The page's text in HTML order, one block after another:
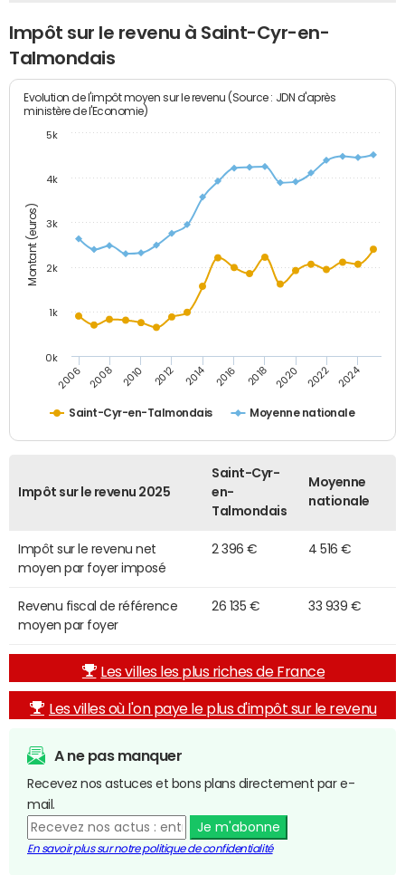
Impôt sur le revenu à Saint-Cyr-en-
Talmondais
Montant (euros)
Evolution de l'impôt moyen sur le revenu (Source : JDN d'après
ministère de l'Economie)
Saint-Cyr-en-Talmondais Moyenne nationale
2006 2008 2010 2012 2014 2016 2018 2020 2022 2024
0k
1k
2k
3k
4k
5k
Impôt sur le revenu 2025
Saint-Cyr-
en-
Talmondais
Moyenne
nationale
Impôt sur le revenu net
moyen par foyer imposé
2 396 € 4 516 €
Revenu fiscal de référence
moyen par foyer
26 135 € 33 939 €
Les villes les plus riches de France
Les villes où l'on paye le plus d'impôt sur le revenu
A ne pas manquer
Recevez nos astuces et bons plans directement par e-
mail.
Je m'abonne
En savoir plus sur notre politique de confidentialité